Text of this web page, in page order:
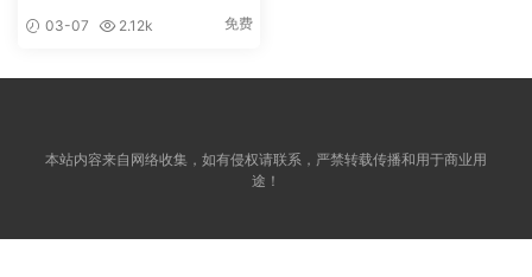
03-07 2.12k 免费
本站内容来自网络收集，如有侵权请联系，严禁转载传播和用于商业用
途！